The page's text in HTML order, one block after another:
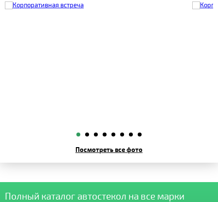
Посмотреть все фото
Полный каталог автостекол на все марки